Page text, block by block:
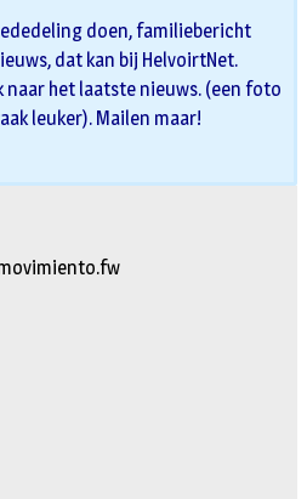
doen, familiebericht
dat kan bij HelvoirtNet.
naar het laatste nieuws. (een foto
leuker). Mailen maar!